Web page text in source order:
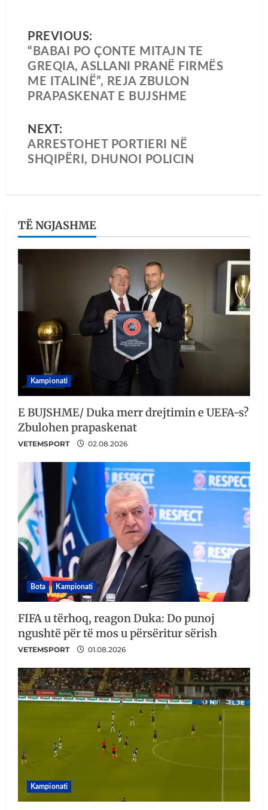
PREVIOUS:
“BABAI PO ÇONTE MITAJN TE
GREQIA, ASLLANI PRANË FIRMËS
ME ITALINË”, REJA ZBULON
PRAPASKENAT E BUJSHME
NEXT:
ARRESTOHET PORTIERI NË
SHQIPËRI, DHUNOI POLICIN
TË NGJASHME
Kampionati
E BUJSHME/ Duka merr drejtimin e UEFA-s?
Zbulohen prapaskenat
VETEMSPORT 02.08.2026
Bota Kampionati
FIFA u tërhoq, reagon Duka: Do punoj
ngushtë për të mos u përsëritur sërish
VETEMSPORT 01.08.2026
Kampionati